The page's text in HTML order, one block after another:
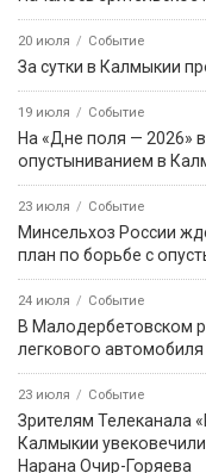
человека, в том числе
11:22 Событие
С сегодняшнего дня и
вводится запрет на
13:35 Событие
В селе Джалыково
События недели
Звание «Почётный
регионе по
В Калмыкии с 1
услуги